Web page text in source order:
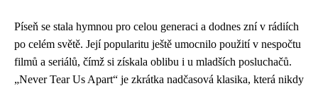
Píseň se stala hymnou pro celou generaci a dodnes zní v rádiích
po celém světě. Její popularitu ještě umocnilo použití v nespočtu
filmů a seriálů, čímž si získala oblibu i u mladších posluchačů.
„Never Tear Us Apart“ je zkrátka nadčasová klasika, která nikdy